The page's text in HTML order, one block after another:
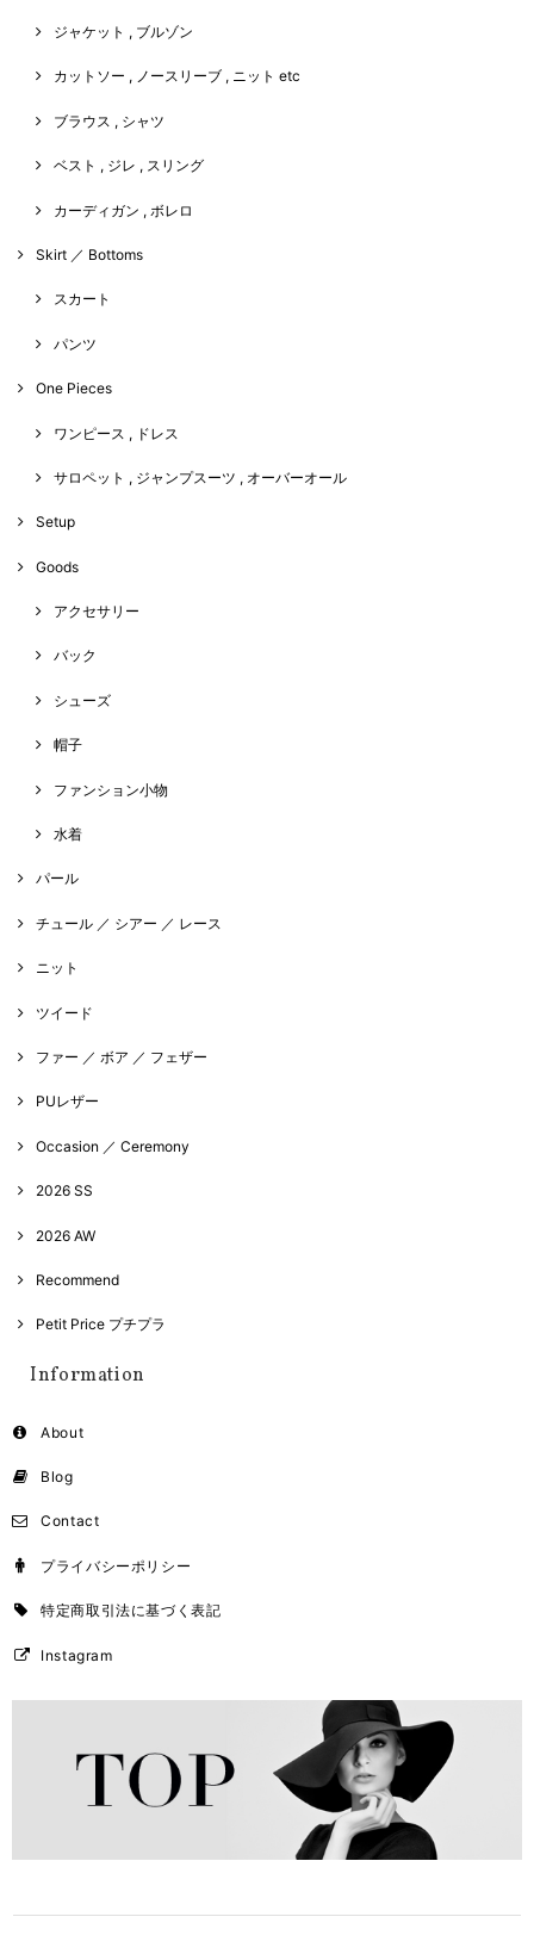
ジャケット , ブルゾン
カットソー , ノースリーブ , ニット etc
ブラウス , シャツ
ベスト , ジレ , スリング
カーディガン , ボレロ
Skirt ／ Bottoms
スカート
パンツ
One Pieces
ワンピース , ドレス
サロペット , ジャンプスーツ , オーバーオール
Setup
Goods
アクセサリー
バック
シューズ
帽子
ファンション小物
水着
パール
チュール ／ シアー ／ レース
ニット
ツイード
ファー ／ ボア ／ フェザー
PUレザー
Occasion ／ Ceremony
2026 SS
2026 AW
Recommend
Petit Price プチプラ
Information
About
Blog
Contact
プライバシーポリシー
特定商取引法に基づく表記
Instagram